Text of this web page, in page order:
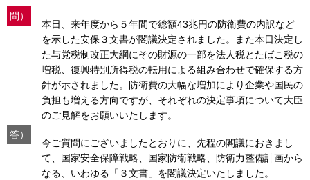
問）
本日、来年度から５年間で総額43兆円の防衛費の内訳など
を示した安保３文書が閣議決定されました。また本日決定し
た与党税制改正大綱にその財源の一部を法人税とたばこ税の
増税、復興特別所得税の転用による組み合わせで確保する方
針が示されました。防衛費の大幅な増加により企業や国民の
負担も増える方向ですが、それぞれの決定事項について大臣
のご見解をお願いいたします。
答）
今ご質問にございましたとおりに、先程の閣議におきまし
て、国家安全保障戦略、国家防衛戦略、防衛力整備計画から
なる、いわゆる「３文書」を閣議決定いたしました。